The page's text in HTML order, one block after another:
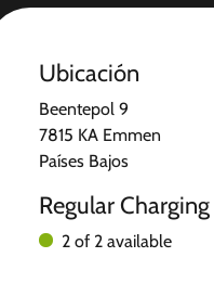
Ubicación
Beentepol 9
7815 KA Emmen
Países Bajos
Regular Charging
2 of 2 available